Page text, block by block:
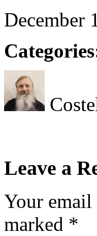
December
Leave a
Your
marked *